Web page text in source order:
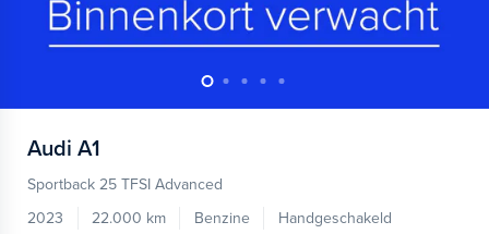
Audi A1
Sportback 25 TFSI Advanced
2023
22.000 km Benzine
Handgeschakeld